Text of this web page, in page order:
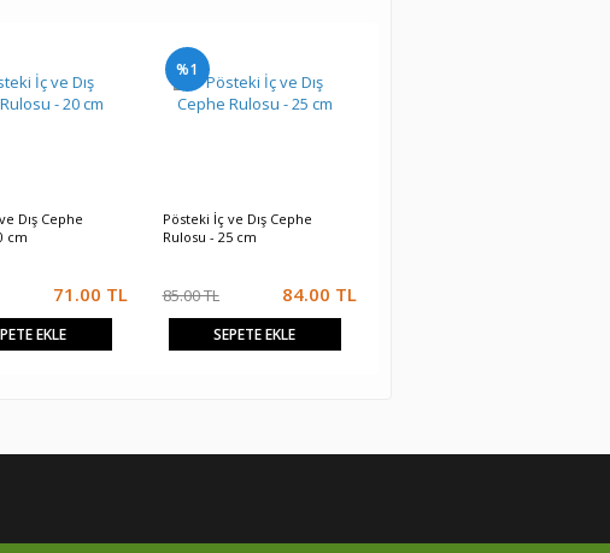
Dış Cephe
cm
71.00 TL
EKLE
%1
Pösteki İç ve Dış Cephe
Rulosu - 25 cm
85.00 TL 84.00 TL
SEPETE EKLE